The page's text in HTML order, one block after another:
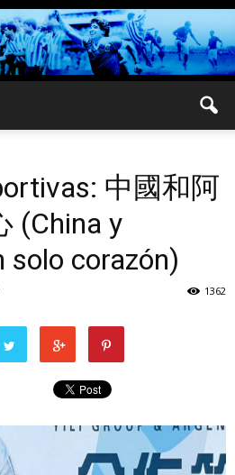
中國和阿
(China y
solo corazón)
1362